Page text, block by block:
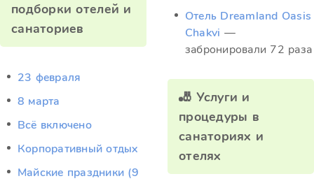
подборки отелей и
санаториев
23 февраля
8 марта
Всё включено
Корпоративный отдых
Майские праздники (9
Отель Dreamland Oasis
Chakvi —
забронировали 72 раза
🎳 Услуги и
процедуры в
санаториях и
отелях